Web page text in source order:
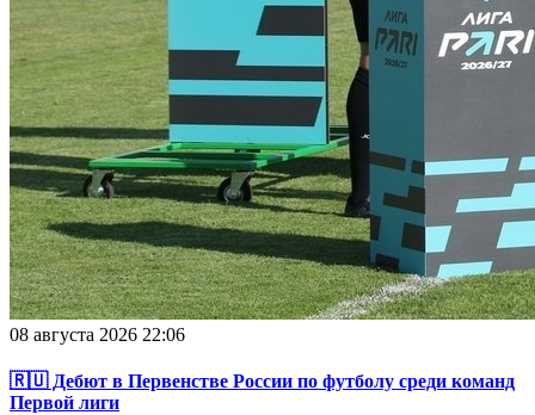
08 августа 2026 22:06
🇷🇺 Дебют в Первенстве России по футболу среди команд
Первой лиги